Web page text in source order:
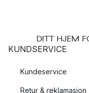
kombinasjon. Det hvite
utgangspunkt og kan
DITT HJEM
KUNDSERVICE
Kundeservice
Retur & reklamasjon